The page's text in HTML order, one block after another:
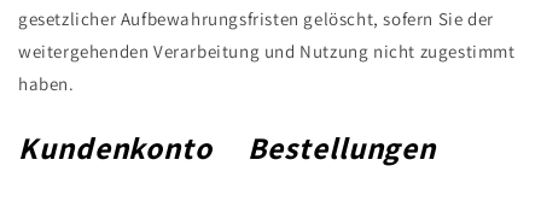
gesetzlicher Aufbewahrungsfristen gelöscht, sofern Sie der
weitergehenden Verarbeitung und Nutzung nicht zugestimmt
haben.
Kundenkonto Bestellungen